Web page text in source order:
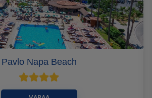
Pavlo Napa Beach